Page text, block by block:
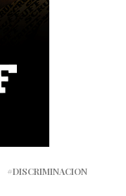
DISCRIMINACION